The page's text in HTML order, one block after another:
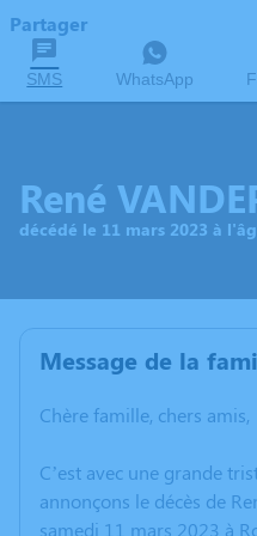
Partager
SMS WhatsApp
René
décédé le 11 mars 2023 à
Message de la
Chère famille, chers amis,
C’est avec une grande
annonçons le décès de
samedi 11 mars 2023 à